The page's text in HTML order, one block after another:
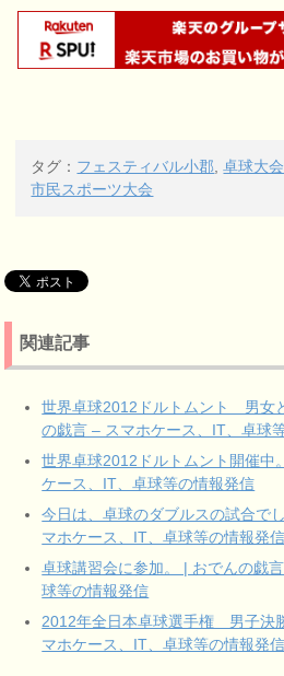
タグ： フェスティバル小郡,卓球大会
市民スポーツ大会
関連記事
世界卓球2012ドルトムント 男女
の戯言 – スマホケース、IT、卓球
世界卓球2012ドルトムント開催中
ケース、IT、卓球等の情報発信
今日は、卓球のダブルスの試合で
マホケース、IT、卓球等の情報発信
卓球講習会に参加。 | おでんの戯
球等の情報発信
2012年全日本卓球選手権 男子決
マホケース、IT、卓球等の情報発信